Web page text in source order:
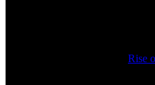
Rise